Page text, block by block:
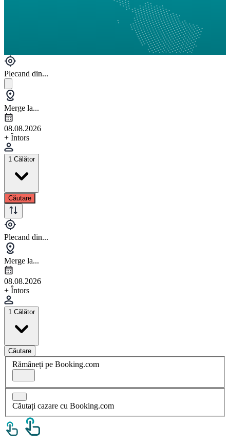
Plecand din...
Merge la...
08.08.2026
+ Întors
1 Călător
Căutare
Plecand din...
Merge la...
08.08.2026
+ Întors
1 Călător
Căutare
Rămâneți pe Booking.com
Căutați cazare cu Booking.com